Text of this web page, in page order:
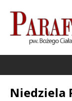
Niedziela